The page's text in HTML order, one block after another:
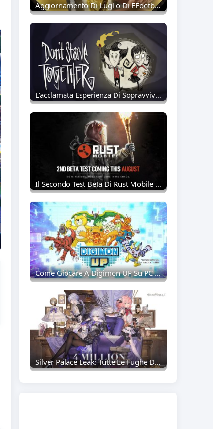
Aggiornamento Di Luglio Di EFootball 2026: Ora Disponibili Gli Epic Della Spagna 2010 E Il Pack Di Nomina Fase 13!
L'acclamata Esperienza Di Sopravvivenza Cooperativa Di Don't Starve Together Arriva Finalmente Su Mobile Il 21 Luglio 2026.
Il Secondo Test Beta Di Rust Mobile Viene Lanciato Ad Agosto 2026 Con Un Accesso Globale Ampliato.
Come Giocare A Digimon UP Su PC Con MEmu
Silver Palace Leak: Tutte Le Fughe Di Notizie Conosciute Finora Sul Prossimo Action RPG